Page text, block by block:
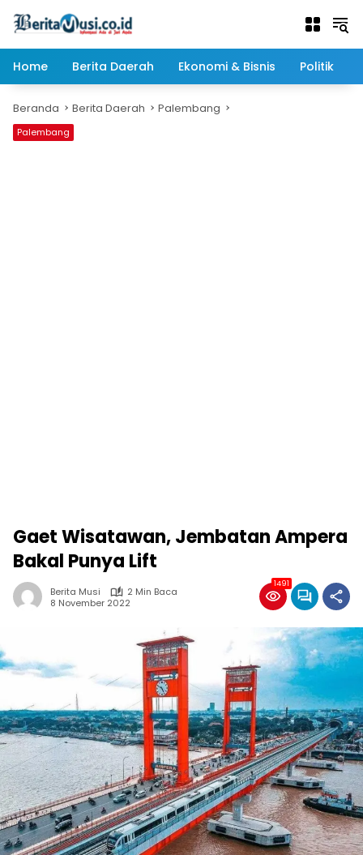
Home
Berita Daerah Ekonomi & Bisnis Politik
Beranda Berita Daerah Palembang
Palembang
Gaet Wisatawan, Jembatan Ampera
Bakal Punya Lift
Berita Musi
2 Min Baca
8 November 2022
1491